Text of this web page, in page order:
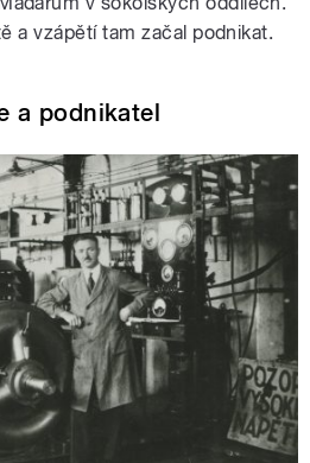
a vzápětí tam začal podnikat.
a podnikatel